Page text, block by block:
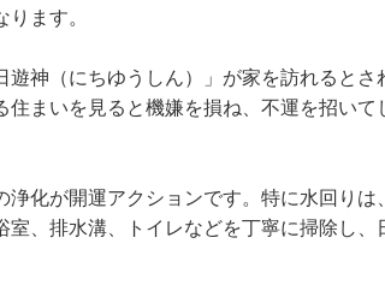
ます。
遊神（にちゆうしん）」が家を訪れると
住まいを見ると機嫌を損ね、不運を招い
浄化が開運アクションです。特に水回りは
室、排水溝、トイレなどを丁寧に掃除し